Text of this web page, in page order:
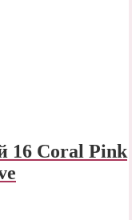
16 Coral Pink